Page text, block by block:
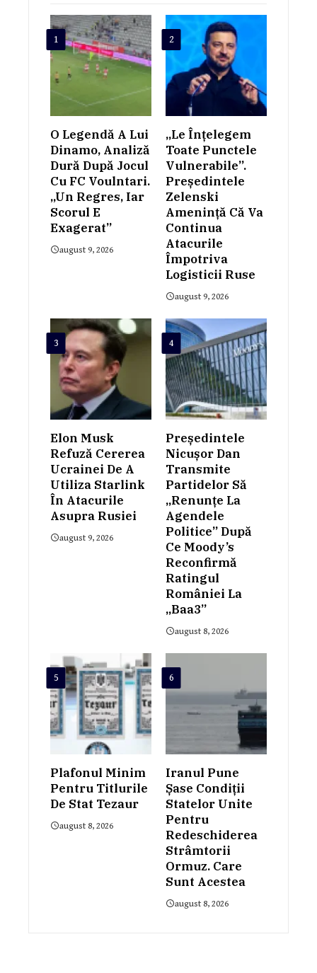
1
O Legendă A Lui
Dinamo, Analiză
Dură După Jocul
Cu FC Voulntari.
„Un Regres, Iar
Scorul E
Exagerat”
august 9, 2026
2
„Le Înțelegem
Toate Punctele
Vulnerabile”.
Președintele
Zelenski
Amenință Că Va
Continua
Atacurile
Împotriva
Logisticii Ruse
august 9, 2026
3
Elon Musk
Refuză Cererea
Ucrainei De A
Utiliza Starlink
În Atacurile
Asupra Rusiei
august 9, 2026
4
Președintele
Nicușor Dan
Transmite
Partidelor Să
„renunțe La
Agendele
Politice” După
Ce Moody’s
Reconfirmă
Ratingul
României La
„Baa3”
august 8, 2026
5
Plafonul Minim
Pentru Titlurile
De Stat Tezaur
august 8, 2026
6
Iranul Pune
Șase Condiții
Statelor Unite
Pentru
Redeschiderea
Strâmtorii
Ormuz. Care
Sunt Acestea
august 8, 2026